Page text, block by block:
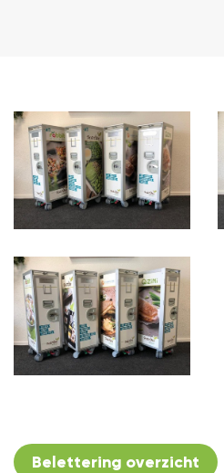
Belettering overzicht